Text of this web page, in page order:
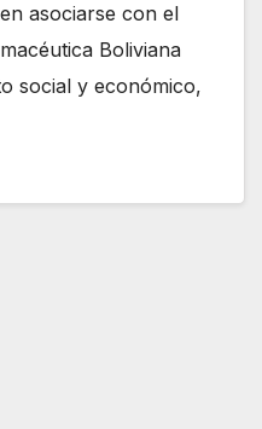
asociarse con el
Boliviana
social y económico,